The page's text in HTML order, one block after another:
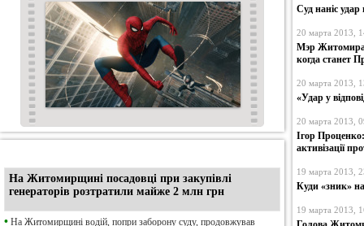
На Житомирщині посадовці при закупівлі
генераторів розтратили майже 2 млн грн
• На Житомирщині водій, попри заборону суду, продовжував
Суд наніс удар
20 марта 2013,
Мэр Житомира
когда станет
20 марта 2013,
«Удар у
20 марта 2013,
Ігор
активізації
19 марта 2013,
Куди «зник»
19 марта 2013,